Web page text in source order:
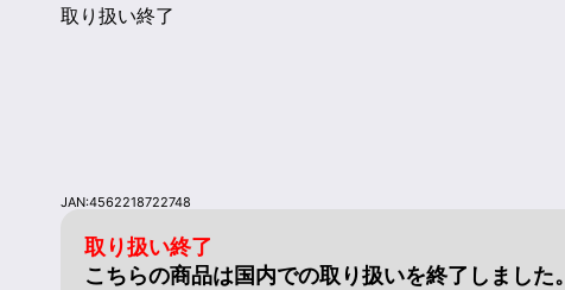
取り扱い終了
JAN:4562218722748
取り扱い終了
こちらの商品は国内での取り扱いを終了しました。